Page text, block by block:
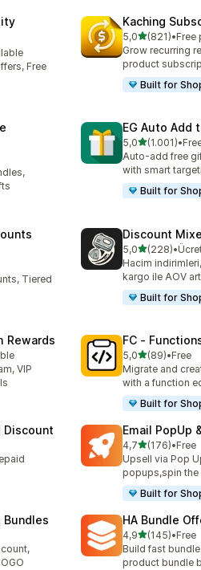
Free
Kaching
5,05 yıldız
(821)
toplam 821•Free
Grow recurring
product
Built for
EG Auto Add
5,05 yıldız
(1.001)
toplam 1001•
Auto-add free
with smart
Built for
Tiered
Discount
5,05 yıldız
(228)
toplam 228•
Hacim
kargo ile AOV
Built for
Rewards
VIP
FC ‑
5,05 yıldız
(89)
toplam 89•Free
Migrate and
with a function
Built for
Discount Email PopUp
4,75 yıldız
(176)
toplam 176•Free
Upsell via Pop
popups,spin the
Built for
Bundles HA Bundle
4,95 yıldız
(145)
toplam 145•Free
Build fast bundle
product bundle